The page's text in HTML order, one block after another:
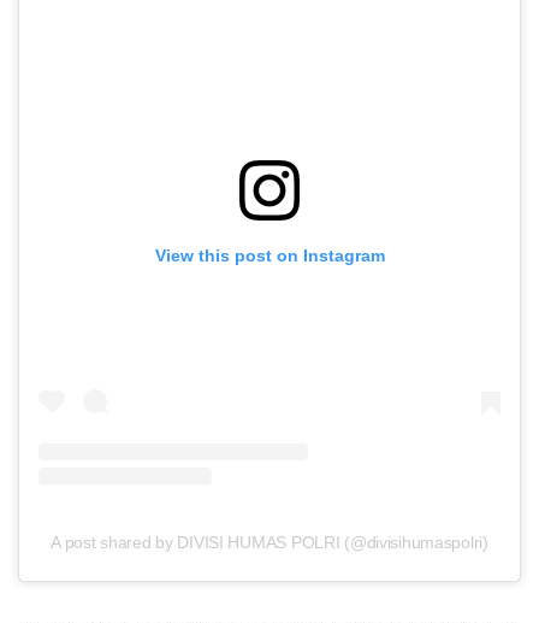
View this post on Instagram
A post shared by DIVISI HUMAS POLRI (@divisihumaspolri)